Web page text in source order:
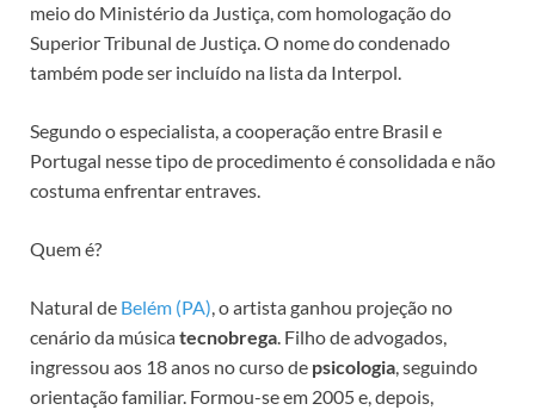
meio do Ministério da Justiça, com homologação do
Superior Tribunal de Justiça. O nome do condenado
também pode ser incluído na lista da Interpol.
Segundo o especialista, a cooperação entre Brasil e
Portugal nesse tipo de procedimento é consolidada e não
costuma enfrentar entraves.
Quem é?
Natural de Belém (PA), o artista ganhou projeção no
cenário da músicatecnobrega. Filho de advogados,
ingressou aos 18 anos no curso de psicologia, seguindo
orientação familiar. Formou-se em 2005 e, depois,